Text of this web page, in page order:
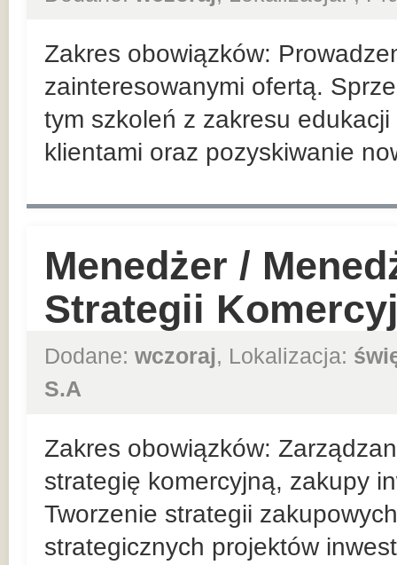
Zakres obowiązków:
zainteresowanymi ofertą.
tym szkoleń z zakresu
klientami oraz pozyskiwanie
Menedżer /
Strategii
Dodane: wczoraj, Lokalizacja:
S.A
Zakres obowiązków:
strategię komercyjną, zakupy
Tworzenie strategii
strategicznych projektów